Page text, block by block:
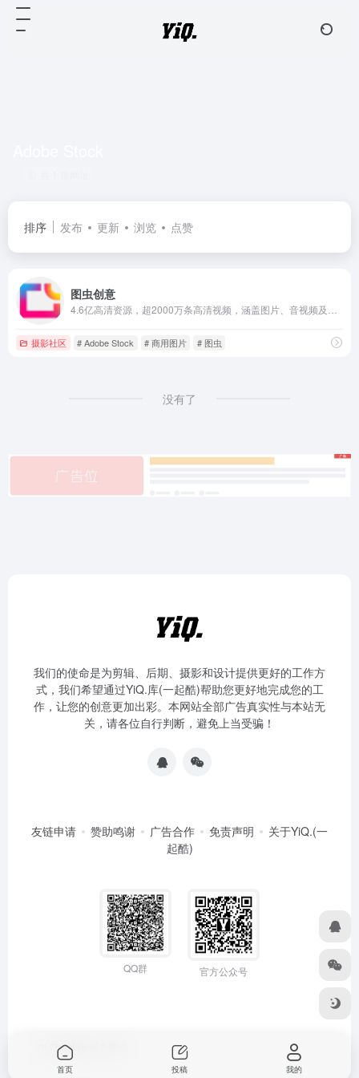
排序 发布 更新 浏览 点赞
图虫创意
摄影社区 # Adobe Stock # 商用图片 # 图虫
没有了
我们的使命是为剪辑、后期、摄影和设计提供更好的工作方
式，我们希望通过YiQ.库(一起酷)帮助您更好地完成您的工
作，让您的创意更加出彩。本网站全部广告真实性与本站无
关，请各位自行判断，避免上当受骗！
友链申请 赞助鸣谢 广告合作 免责声明
关于YiQ.(一
起酷)
QQ群 官方公众号
OneNav
首页 投稿 我的